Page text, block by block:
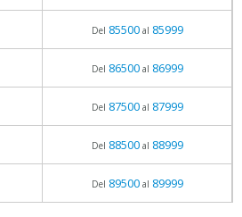
Del 85500al 85999
Del 86500al 86999
Del 87500al 87999
Del 88500al 88999
Del 89500al 89999